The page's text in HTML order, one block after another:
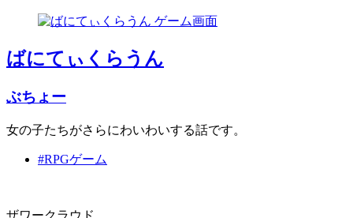
ばにてぃくらうん
ぶちょー
女の子たちがさらにわいわいする話です。
#RPGゲーム
ザワークラウド